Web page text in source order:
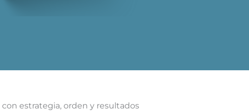
con estrategia, orden y resultados